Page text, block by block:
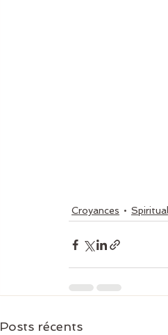
Croyances
Posts récents